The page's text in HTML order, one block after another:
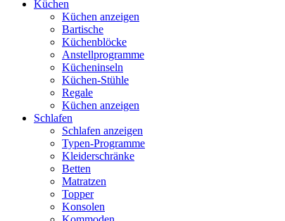
Küchen
Küchen anzeigen
Bartische
Küchenblöcke
Anstellprogramme
Kücheninseln
Küchen-Stühle
Regale
Küchen anzeigen
Schlafen
Schlafen anzeigen
Typen-Programme
Kleiderschränke
Betten
Matratzen
Topper
Konsolen